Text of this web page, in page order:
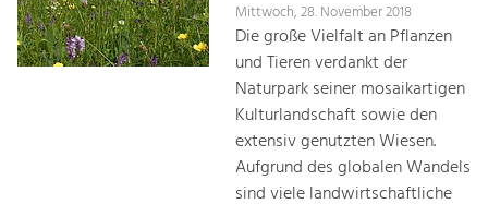
Mittwoch, 28. November 2018
Die große Vielfalt an Pflanzen
und Tieren verdankt der
Naturpark seiner mosaikartigen
Kulturlandschaft sowie den
extensiv genutzten Wiesen.
Aufgrund des globalen Wandels
sind viele landwirtschaftliche